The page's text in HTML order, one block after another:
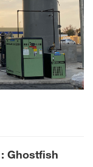
Ghostfish